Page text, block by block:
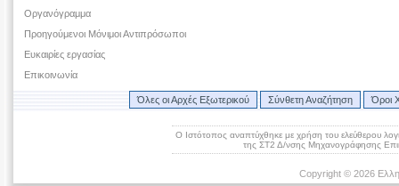
Οργανόγραμμα
Προηγούμενοι Μόνιμοι Αντιπρόσωποι
Ευκαιρίες εργασίας
Επικοινωνία
Όλες οι Αρχές Εξωτερικού Σύνθετη Αναζήτηση Όροι
Ο Ιστότοπος αναπτύχθηκε με χρήση του ελεύθερου
της ΣΤ2 Δ/νσης Μηχανογράφησης
Copyright © 2026